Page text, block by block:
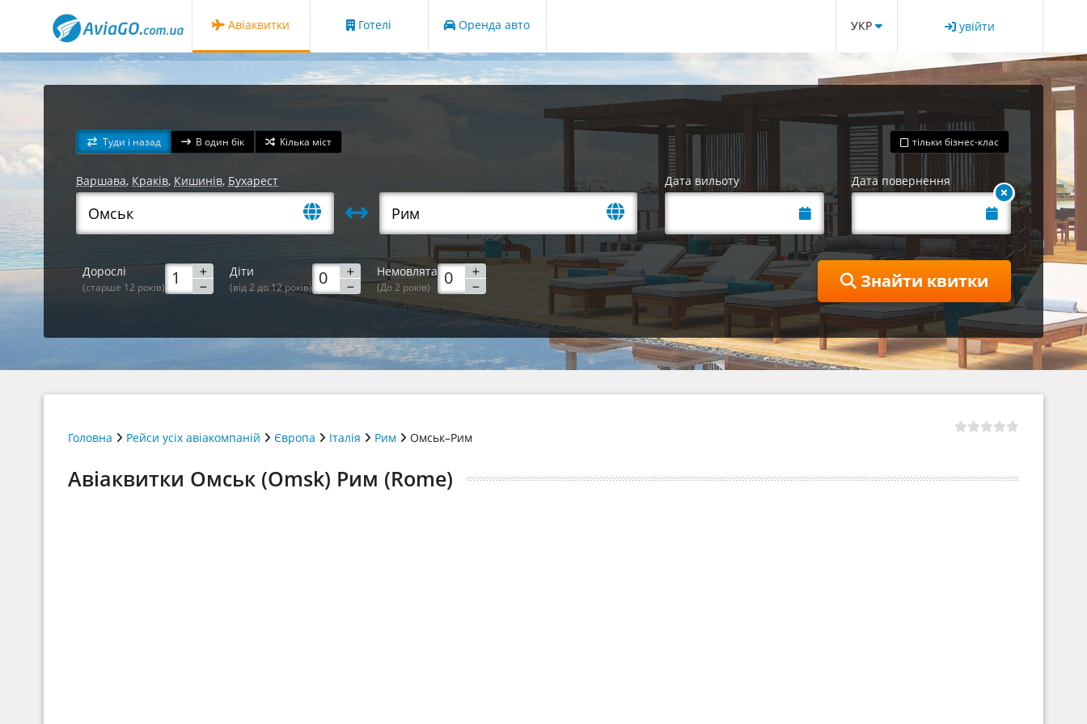
Авіаквитки Готелі Оренда авто УКР увійти
Туди і назад В один бік Кілька міст тільки бізнес-клас
Варшава, Краків, Кишинів, Бухарест Дата вильоту Дата повернення
Дорослі
(старше 12 років)
Діти
(від 2 до 12 років)
Немовлята
(До 2 років) Знайти квитки
Головна Рейси усіх авіакомпаній Європа Італія Рим Омськ–Рим
Авіаквитки Омськ (Omsk) Рим (Rome)